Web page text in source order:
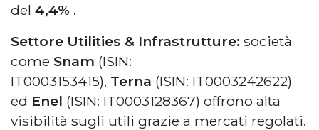
del 4,4% .
Settore Utilities & Infrastrutture: società
come Snam (ISIN:
IT0003153415), Terna (ISIN: IT0003242622)
ed Enel (ISIN: IT0003128367) offrono alta
visibilità sugli utili grazie a mercati regolati.